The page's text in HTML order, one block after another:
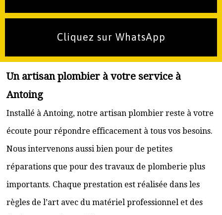
Cliquez sur WhatsApp
Un artisan plombier à votre service à
Antoing
Installé à Antoing, notre artisan plombier reste à votre
écoute pour répondre efficacement à tous vos besoins.
Nous intervenons aussi bien pour de petites
réparations que pour des travaux de plomberie plus
importants. Chaque prestation est réalisée dans les
règles de l’art avec du matériel professionnel et des